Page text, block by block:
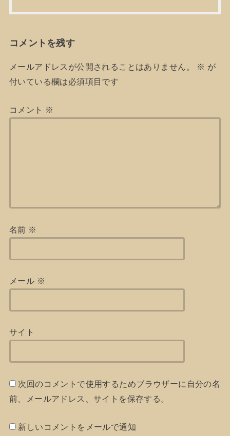
コメントを残す
メールアドレスが公開されることはありません。 ※ が
付いている欄は必須項目です
コメント ※
名前 ※
メール ※
サイト
次回のコメントで使用するためブラウザーに自分の名
前、メールアドレス、サイトを保存する。
新しいコメントをメールで通知